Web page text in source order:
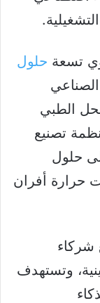
تسعة حلول
الطبي
أنظمة تصنيع
حلول
حرارة أفران
شركاء
وتستهدف